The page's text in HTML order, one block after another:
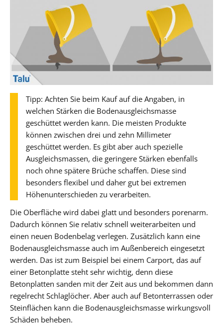
Tipp: Achten Sie beim Kauf auf die Angaben, in
welchen Stärken die Bodenausgleichsmasse
geschüttet werden kann. Die meisten Produkte
können zwischen drei und zehn Millimeter
geschüttet werden. Es gibt aber auch spezielle
Ausgleichsmassen, die geringere Stärken ebenfalls
noch ohne spätere Brüche schaffen. Diese sind
besonders flexibel und daher gut bei extremen
Höhenunterschieden zu verarbeiten.
Die Oberfläche wird dabei glatt und besonders porenarm.
Dadurch können Sie relativ schnell weiterarbeiten und
einen neuen Bodenbelag verlegen. Zusätzlich kann eine
Bodenausgleichsmasse auch im Außenbereich eingesetzt
werden. Das ist zum Beispiel bei einem Carport, das auf
einer Betonplatte steht sehr wichtig, denn diese
Betonplatten sanden mit der Zeit aus und bekommen dann
regelrecht Schlaglöcher. Aber auch auf Betonterrassen oder
Steinflächen kann die Bodenausgleichsmasse wirkungsvoll
Schäden beheben.